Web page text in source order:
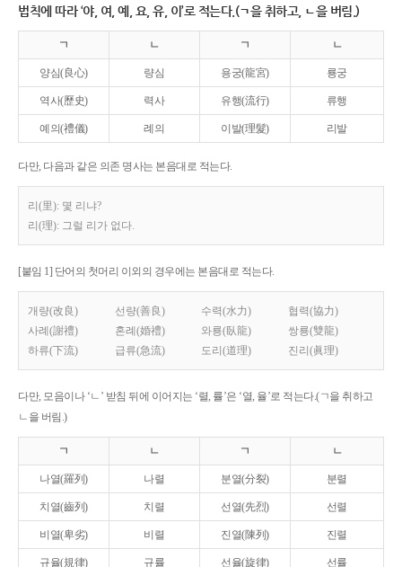
법칙에 따라 ‘야, 여, 예, 요, 유, 이’로 적는다.(ㄱ을 취하고, ㄴ을 버림.)
ㄱ ㄴ ㄱ ㄴ
양심(良心) 량심 용궁(龍宮) 룡궁
역사(歷史) 력사 유행(流行) 류행
예의(禮儀) 례의 이발(理髮) 리발
다만, 다음과 같은 의존 명사는 본음대로 적는다.
리(里): 몇 리냐?
리(理): 그럴 리가 없다.
[붙임 1] 단어의 첫머리 이외의 경우에는 본음대로 적는다.
개량(改良) 선량(善良) 수력(水力)
협력(協力)
사례(謝禮)
혼례(婚禮) 와룡(臥龍)
쌍룡(雙龍)
하류(下流)
급류(急流) 도리(道理) 진리(眞理)
다만, 모음이나 ‘ㄴ’ 받침 뒤에 이어지는 ‘렬, 률’은 ‘열, 율’로 적는다.(ㄱ을 취하고
ㄴ을 버림.)
ㄱ ㄴ ㄱ ㄴ
나열(羅列) 나렬 분열(分裂) 분렬
치열(齒列) 치렬 선열(先烈) 선렬
비열(卑劣) 비렬 진열(陳列) 진렬
규율(規律) 규률 선율(旋律) 선률